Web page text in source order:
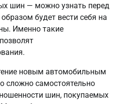
шин — можно узнать перед
будет вести себя на
Именно такие
новым автомобильным
сложно самостоятельно
шин, покупаемых